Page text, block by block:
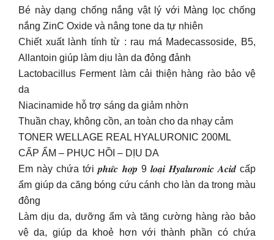
Bé này dạng chống nắng vật lý với Màng lọc chống
nắng ZinC Oxide và nâng tone da tự nhiên
Chiết xuất lành tính từ : rau má Madecassoside, B5,
Allantoin giúp làm dịu làn da đỏng đảnh
Lactobacillus Ferment làm cải thiện hàng rào bảo vệ
da
Niacinamide hỗ trợ sáng da giảm nhờn
Thuần chay, không cồn, an toàn cho da nhạy cảm
TONER WELLAGE REAL HYALURONIC 200ML
CẤP ẨM – PHỤC HỒI – DỊU DA
Em này chứa tới 𝒑𝒉𝒖̛́𝒄 𝒉𝒐̛̣𝒑 9 𝒍𝒐𝒂̣𝒊 𝑯𝒚𝒂𝒍𝒖𝒓𝒐𝒏𝒊𝒄 𝑨𝒄𝒊𝒅 cấp
ẩm giúp da căng bóng cứu cánh cho làn da trong màu
đông
Làm dịu da, dưỡng ẩm và tăng cường hàng rào bảo
vệ da, giúp da khoẻ hơn với thành phần có chứa